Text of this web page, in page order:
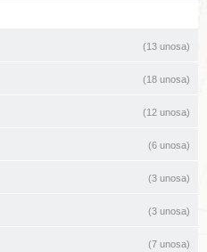
(13 unosa)
(18 unosa)
(12 unosa)
(6 unosa)
(3 unosa)
(3 unosa)
(7 unosa)